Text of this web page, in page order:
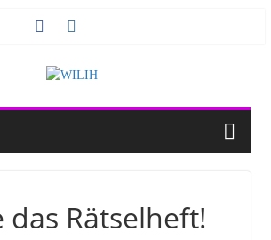
das Rätselheft!